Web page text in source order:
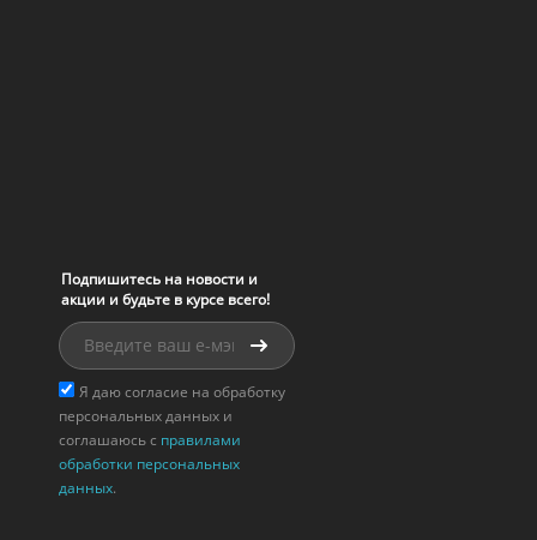
Подпишитесь на новости и
акции и будьте в курсе всего!
Я даю согласие на обработку
персональных данных и
соглашаюсь с правилами
обработки персональных
данных.